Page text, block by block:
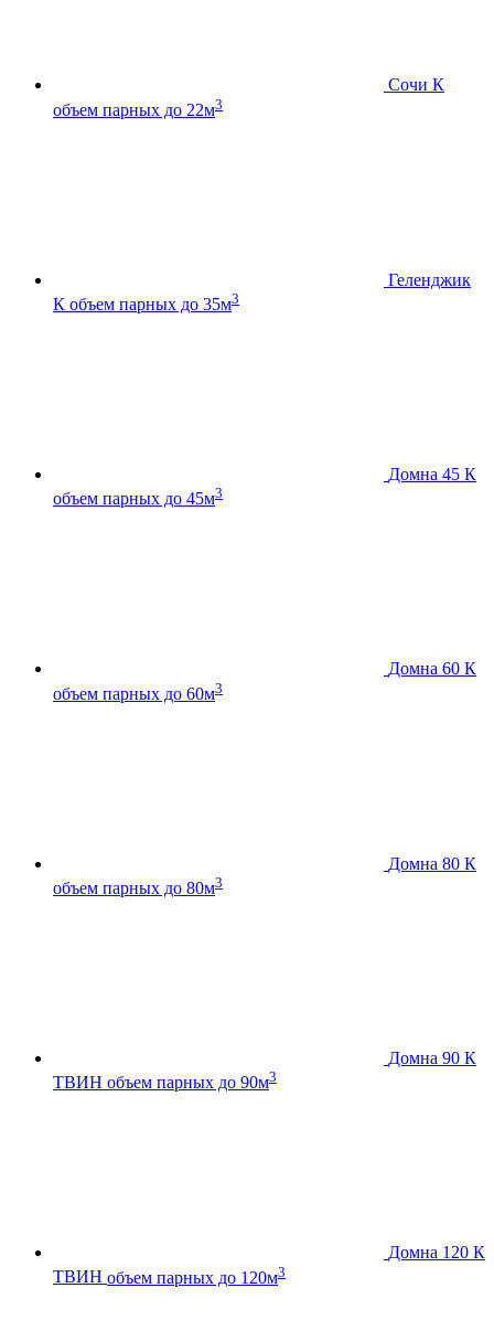
Сочи К
объем парных до 22м3
Геленджик
К объем парных до 35м3
Домна 45 К
объем парных до 45м3
Домна 60 К
объем парных до 60м3
Домна 80 К
объем парных до 80м3
Домна 90 К
ТВИН объем парных до 90м3
Домна 120 К
ТВИН объем парных до 120м3